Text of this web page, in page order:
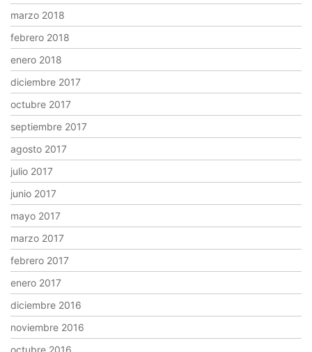
marzo 2018
febrero 2018
enero 2018
diciembre 2017
octubre 2017
septiembre 2017
agosto 2017
julio 2017
junio 2017
mayo 2017
marzo 2017
febrero 2017
enero 2017
diciembre 2016
noviembre 2016